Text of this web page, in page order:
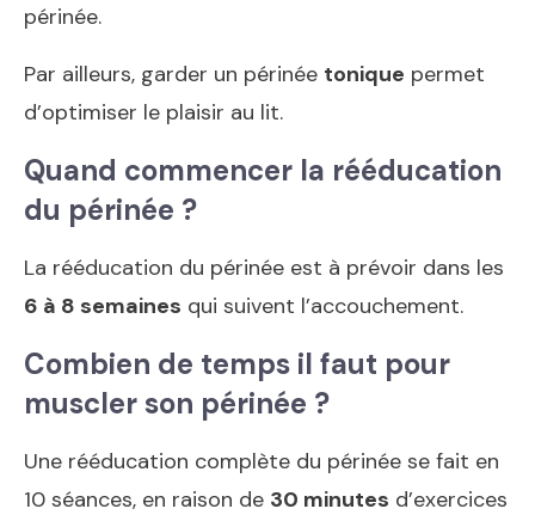
périnée.
Par ailleurs, garder un périnée tonique permet
d’optimiser le plaisir au lit.
Quand commencer la rééducation
du périnée ?
La rééducation du périnée est à prévoir dans les
6 à 8 semaines qui suivent l’accouchement.
Combien de temps il faut pour
muscler son périnée ?
Une rééducation complète du périnée se fait en
10 séances, en raison de 30 minutes d’exercices